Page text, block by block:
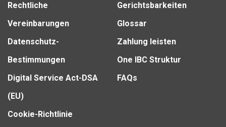
Rechtliche
Vereinbarungen
Datenschutz-
Bestimmungen
Digital Service Act-DSA
(EU)
Cookie-Richtlinie
Gerichtsbarkeiten
Glossar
Zahlung leisten
One IBC Struktur
FAQs